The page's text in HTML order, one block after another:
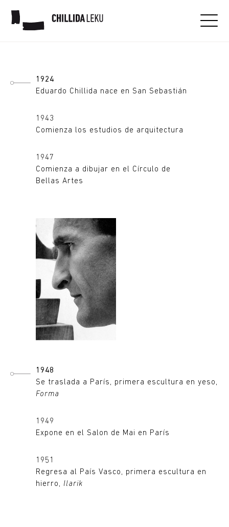
Eduardo Chillida
1924
Eduardo Chillida nace en San Sebastián
1943
Comienza los estudios de arquitectura
1947
Comienza a dibujar en el Círculo de
Bellas Artes
1948
Se traslada a París, primera escultura en yeso,
Forma
1949
Expone en el Salon de Mai en París
1951
Regresa al País Vasco, primera escultura en
hierro, Ilarik